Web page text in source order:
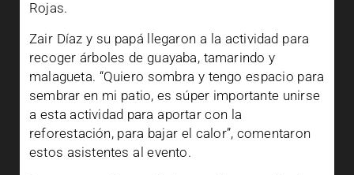
Rojas.
Zair Díaz y su papá llegaron a la actividad para
recoger árboles de guayaba, tamarindo y
malagueta. “Quiero sombra y tengo espacio para
sembrar en mi patio, es súper importante unirse
a esta actividad para aportar con la
reforestación, para bajar el calor”, comentaron
estos asistentes al evento.